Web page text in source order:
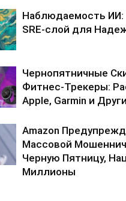
Наблюдаемость
SRE-слой для
Чернопятничные
Фитнес-Трекеры:
Apple, Garmin и
Amazon
Массовой
Черную Пятницу,
Миллионы